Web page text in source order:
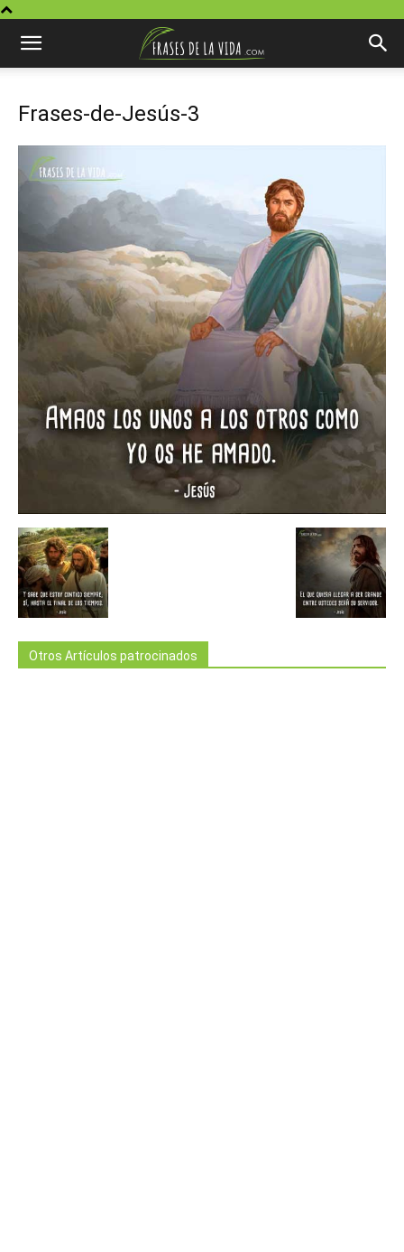
Frases-de-Jesús-3
Otros Artículos patrocinados